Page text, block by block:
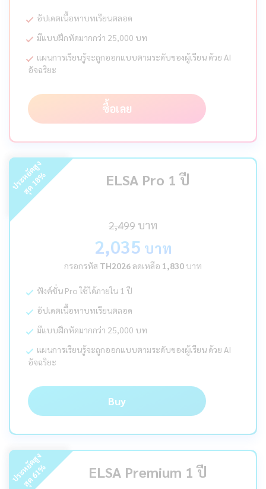
อัปเดตเนื้อหาบทเรียนตลอด
มีแบบฝึกหัดมากกว่า 25,000 บท
แผนการเรียนรู้จะถูกออกแบบตามระดับของผู้เรียน ด้วย AI
อัจฉริยะ
ซื้อเลย
ป
ร
ะ
ห
ยั
ด
สู
ง
สุ
ด
18
% ELSA Pro 1 ปี
2,499 บาท
2,035 บาท
กรอกรหัส TH2026ลดเหลือ 1,830 บาท
ฟังค์ชั่น Pro ใช้ได้ภายใน 1 ปี
อัปเดตเนื้อหาบทเรียนตลอด
มีแบบฝึกหัดมากกว่า 25,000 บท
แผนการเรียนรู้จะถูกออกแบบตามระดับของผู้เรียน ด้วย AI
อัจฉริยะ
Buy
ป
ร
ะ
ห
ยั
ด
สู
ง
สุ
ด
61
% ELSA Premium 1 ปี